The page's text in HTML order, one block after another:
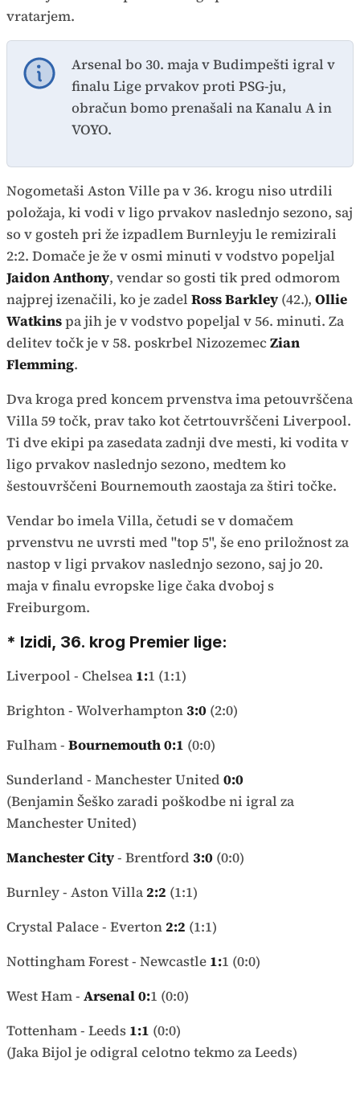
vratarjem.
Arsenal bo 30. maja v Budimpešti igral v
finalu Lige prvakov proti PSG-ju,
obračun bomo prenašali na Kanalu A in
VOYO.
Nogometaši Aston Ville pa v 36. krogu niso utrdili
položaja, ki vodi v ligo prvakov naslednjo sezono, saj
so v gosteh pri že izpadlem Burnleyju le remizirali
2:2. Domače je že v osmi minuti v vodstvo popeljal
Jaidon Anthony, vendar so gosti tik pred odmorom
najprej izenačili, ko je zadel Ross Barkley (42.), Ollie
Watkinspa jih je v vodstvo popeljal v 56. minuti. Za
delitev točk je v 58. poskrbel NizozemecZian
Flemming.
Dva kroga pred koncem prvenstva ima petouvrščena
Villa 59 točk, prav tako kot četrtouvrščeni Liverpool.
Ti dve ekipi pa zasedata zadnji dve mesti, ki vodita v
ligo prvakov naslednjo sezono, medtem ko
šestouvrščeni Bournemouth zaostaja za štiri točke.
Vendar bo imela Villa, četudi se v domačem
prvenstvu ne uvrsti med "top 5", še eno priložnost za
nastop v ligi prvakov naslednjo sezono, saj jo 20.
maja v finalu evropske lige čaka dvoboj s
Freiburgom.
* Izidi, 36. krog Premier lige:
Liverpool - Chelsea 1:1 (1:1)
Brighton - Wolverhampton3:0 (2:0)
Fulham - Bournemouth 0:1 (0:0)
Sunderland - Manchester United 0:0
(Benjamin Šeško zaradi poškodbe ni igral za
Manchester United)
Manchester City- Brentford 3:0 (0:0)
Burnley - Aston Villa 2:2 (1:1)
Crystal Palace - Everton 2:2 (1:1)
Nottingham Forest - Newcastle 1:1 (0:0)
West Ham - Arsenal 0:1 (0:0)
Tottenham - Leeds 1:1 (0:0)
(Jaka Bijol je odigral celotno tekmo za Leeds)